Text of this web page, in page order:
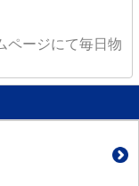
ページにて毎日物